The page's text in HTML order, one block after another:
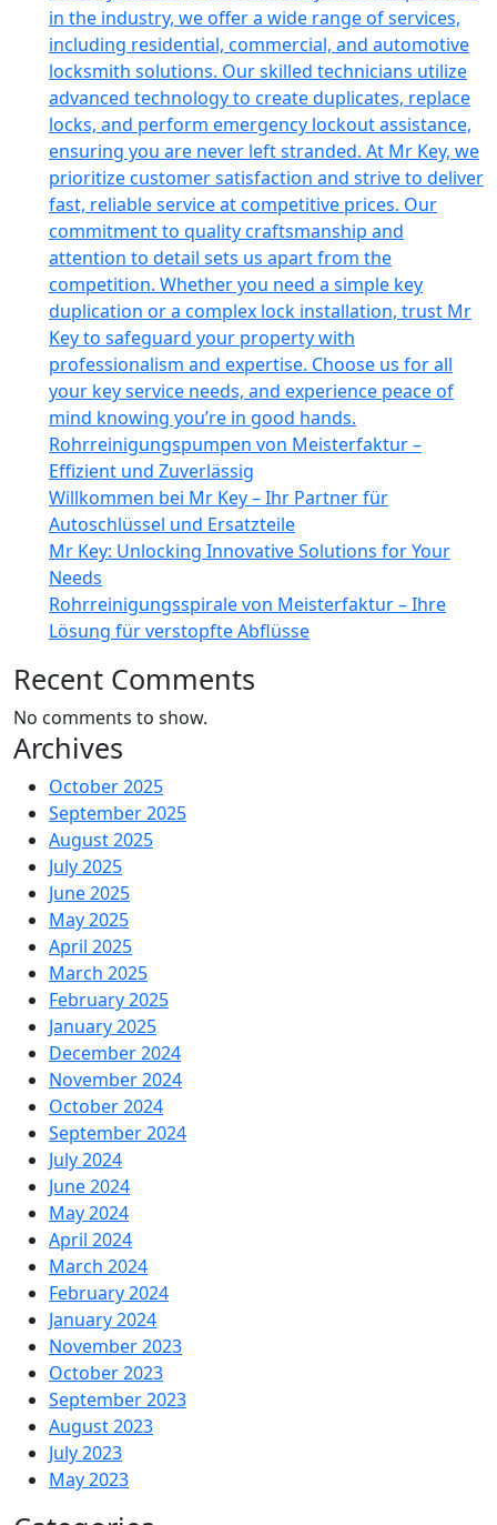
in the industry, we offer a wide range of services,
including residential, commercial, and automotive
locksmith solutions. Our skilled technicians utilize
advanced technology to create duplicates, replace
locks, and perform emergency lockout assistance,
ensuring you are never left stranded. At Mr Key, we
prioritize customer satisfaction and strive to deliver
fast, reliable service at competitive prices. Our
commitment to quality craftsmanship and
attention to detail sets us apart from the
competition. Whether you need a simple key
duplication or a complex lock installation, trust Mr
Key to safeguard your property with
professionalism and expertise. Choose us for all
your key service needs, and experience peace of
mind knowing you’re in good hands.
Rohrreinigungspumpen von Meisterfaktur –
Effizient und Zuverlässig
Willkommen bei Mr Key – Ihr Partner für
Autoschlüssel und Ersatzteile
Mr Key: Unlocking Innovative Solutions for Your
Needs
Rohrreinigungsspirale von Meisterfaktur – Ihre
Lösung für verstopfte Abflüsse
Recent Comments
No comments to show.
Archives
October 2025
September 2025
August 2025
July 2025
June 2025
May 2025
April 2025
March 2025
February 2025
January 2025
December 2024
November 2024
October 2024
September 2024
July 2024
June 2024
May 2024
April 2024
March 2024
February 2024
January 2024
November 2023
October 2023
September 2023
August 2023
July 2023
May 2023